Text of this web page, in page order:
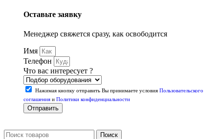
Оставьте заявку
Менеджер свяжется сразу, как освободится
Имя
Телефон
Что вас интересует ?
Нажимая кнопку отправить Вы принимаете условия Пользовательского
соглашения и Политики конфиденциальности
Отправить
Поиск